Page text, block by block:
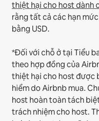
thiệt hại cho host dành
rằng tất cả các hạn
bằng USD.
*Đối với chỗ ở tại Tiểu
theo hợp đồng của
thiệt hại cho host được
hiểm do Airbnb mua.
host hoàn toàn tách
trách nhiệm cho host.